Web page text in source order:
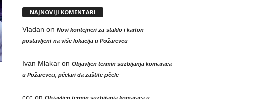
NAJNOVIJI KOMENTARI
Vladan on Novi kontejneri za staklo i karton
postavljeni na više lokacija u Požarevcu
Ivan Mlakaron Objavljen termin suzbijanja komaraca
u Požarevcu, pčelari da zaštite pčele